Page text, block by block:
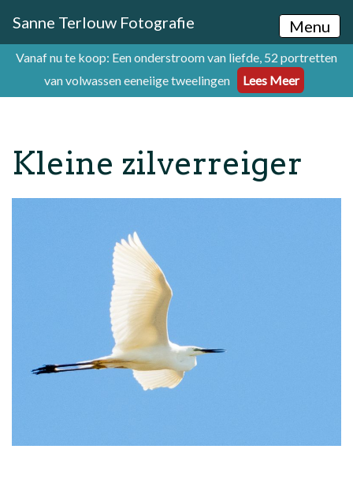
Sanne Terlouw Fotografie Menu
Vanaf nu te koop: Een onderstroom van liefde, 52 portretten
van volwassen eeneiige tweelingen
Lees Meer
Kleine zilverreiger